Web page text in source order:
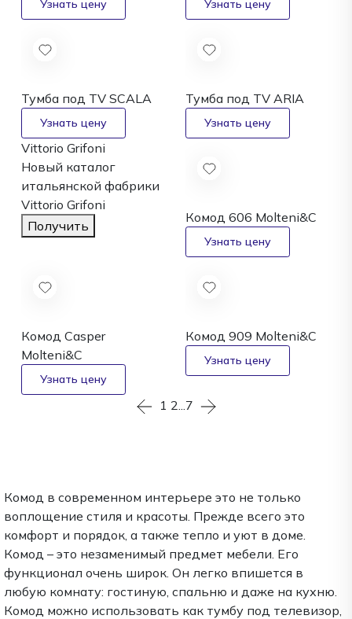
Тумба под TV SCALA Тумба под TV ARIA
Vittorio Grifoni
Новый каталог
итальянской фабрики
Vittorio Grifoni
Получить
Комод 606 Molteni&C
Комод Casper
Molteni&C
Комод 909 Molteni&C
1 2...7
Комод в современном интерьере это не только
воплощение стиля и красоты. Прежде всего это
комфорт и порядок, а также тепло и уют в доме.
Комод – это незаменимый предмет мебели. Его
функционал очень широк. Он легко впишется в
любую комнату: гостиную, спальню и даже на кухню.
Комод можно использовать как тумбу под телевизор,